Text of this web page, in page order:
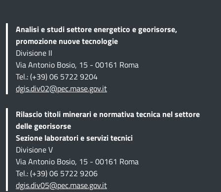
Analisi e studi settore energetico e georisorse,
promozione nuove tecnologie
Divisione II
Via Antonio Bosio, 15 - 00161 Roma
Tel.: (+39) 06 5722 9204
dgis.div02@pec.mase.gov.it
Rilascio titoli minerari e normativa tecnica nel settore
delle georisorse
Sezione laboratori e servizi tecnici
Divisione V
Via Antonio Bosio, 15 - 00161 Roma
Tel.: (+39) 06 5722 9206
dgis.div05@pec.mase.gov.it